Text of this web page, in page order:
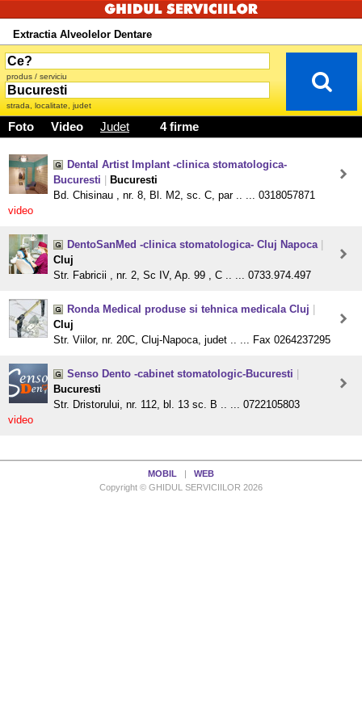
Extractia Alveolelor Dentare
produs / serviciu
strada, localitate, judet
Foto Video Judet 4 firme
Dental Artist Implant -clinica stomatologica-
Bucuresti
Bucuresti
Bd. Chisinau , nr. 8, Bl. M2, sc. C, par .. ... 0318057871
video
DentoSanMed -clinica stomatologica- Cluj Napoca
Cluj
Str. Fabricii , nr. 2, Sc IV, Ap. 99 , C .. ... 0733.974.497
Ronda Medical produse si tehnica medicala Cluj
Cluj
Str. Viilor, nr. 20C, Cluj-Napoca, judet .. ... Fax 0264237295
Senso Dento -cabinet stomatologic-Bucuresti
Bucuresti
Str. Dristorului, nr. 112, bl. 13 sc. B .. ... 0722105803
video
MOBIL
WEB
Copyright © GHIDUL SERVICIILOR 2026